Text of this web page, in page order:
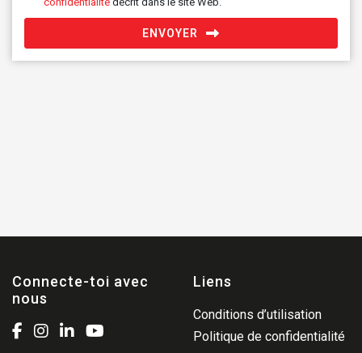
ENVOYER
Connecte-toi avec
nous
Liens
Conditions d’utilisation
Politique de confidentialité